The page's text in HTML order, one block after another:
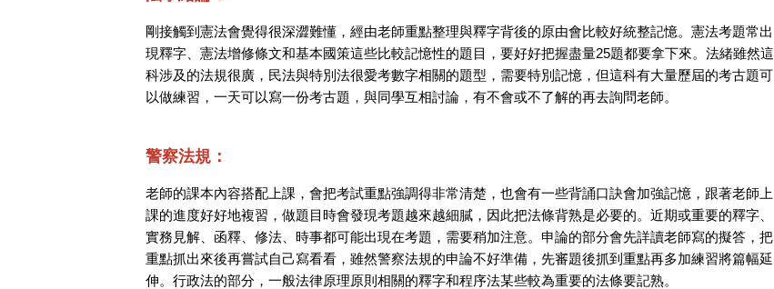
剛接觸到憲法會覺得很深澀難懂，經由老師重點整理與釋字背後的原由會比較好統整記憶。憲法考題常出
現釋字、憲法增修條文和基本國策這些比較記憶性的題目，要好好把握盡量25題都要拿下來。法緒雖然這
科涉及的法規很廣，民法與特別法很愛考數字相關的題型，需要特別記憶，但這科有大量歷屆的考古題可
以做練習，一天可以寫一份考古題，與同學互相討論，有不會或不了解的再去詢問老師。
警察法規：
老師的課本內容搭配上課，會把考試重點強調得非常清楚，也會有一些背誦口訣會加強記憶，跟著老師上
課的進度好好地複習，做題目時會發現考題越來越細膩，因此把法條背熟是必要的。近期或重要的釋字、
實務見解、函釋、修法、時事都可能出現在考題，需要稍加注意。申論的部分會先詳讀老師寫的擬答，把
重點抓出來後再嘗試自己寫看看，雖然警察法規的申論不好準備，先審題後抓到重點再多加練習將篇幅延
伸。行政法的部分，一般法律原理原則相關的釋字和程序法某些較為重要的法條要記熟。